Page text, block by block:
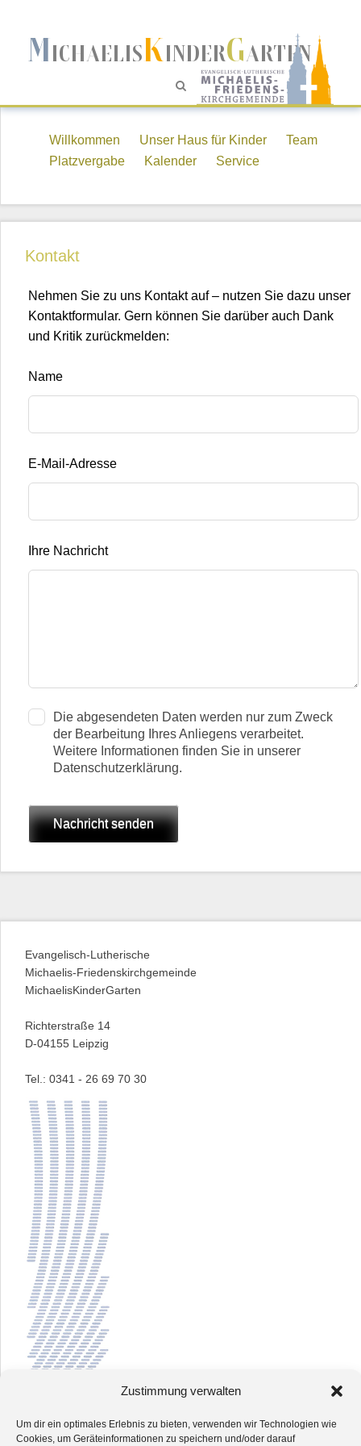
Zustimmung verwalten
Um dir ein optimales Erlebnis zu bieten, verwenden wir Technologien wie
Cookies, um Geräteinformationen zu speichern und/oder darauf
MICHAELISKINDERGARTEN
Willkommen Unser Haus für Kinder
Team
Platzvergabe
Kalender Service
Kontakt
Lass
dieses
Feld
Nehmen Sie zu uns Kontakt auf – nutzen Sie dazu unser
Kontaktformular. Gern können Sie darüber auch Dank
und Kritik zurückmelden:
Name
E-Mail-Adresse
Ihre Nachricht
Die abgesendeten Daten werden nur zum Zweck
der Bearbeitung Ihres Anliegens verarbeitet.
Weitere Informationen finden Sie in unserer
Datenschutzerklärung.
Nachricht senden
Evangelisch-Lutherische
Michaelis-Friedenskirchgemeinde
MichaelisKinderGarten
Richterstraße 14
D-04155 Leipzig
Tel.: 0341 - 26 69 70 30